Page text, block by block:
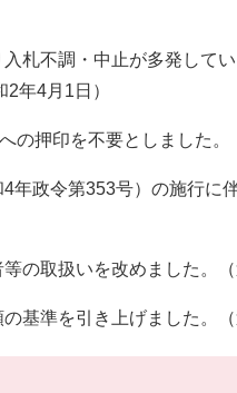
札不調・中止が多発して
年4月1日）
押印を不要としました。
政令第353号）の施行に
の取扱いを改めました。（
基準を引き上げました。（